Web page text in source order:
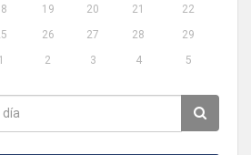
19 20 21
22
26 27 28
29
1 2 3 4 5